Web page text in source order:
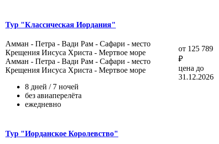
Тур "Классическая Иордания"
Амман - Петра - Вади Рам - Сафари - место
Крещения Иисуса Христа - Мертвое море
Амман - Петра - Вади Рам - Сафари - место
Крещения Иисуса Христа - Мертвое море
8 дней / 7 ночей
без авиаперелёта
ежедневно
от 125 789
₽
цена до
31.12.2026
Тур "Иорданское Королевство"